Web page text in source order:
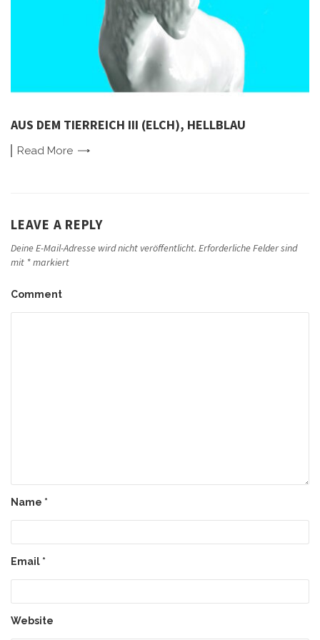
AUS DEM TIERREICH III (ELCH), HELLBLAU
Read More
LEAVE A REPLY
Deine E-Mail-Adresse wird nicht veröffentlicht. Erforderliche Felder sind
mit *markiert
Comment
Name *
Email *
Website